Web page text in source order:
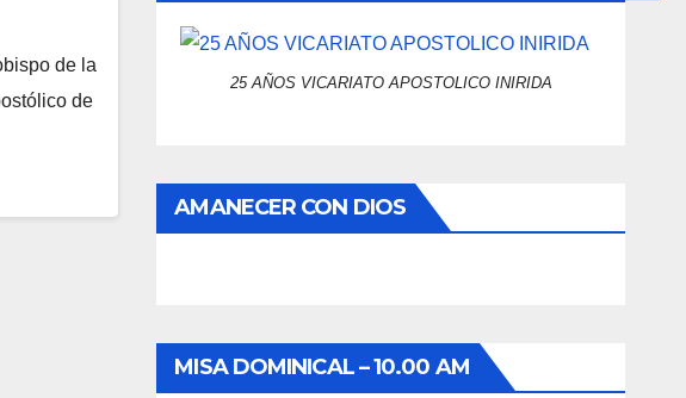
de la
de
25 AÑOS VICARIATO APOSTOLICO INIRIDA
AMANECER CON DIOS
MISA DOMINICAL – 10.00 AM